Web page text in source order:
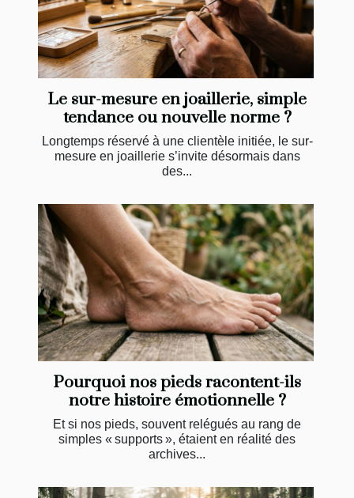
Le sur-mesure en joaillerie, simple
tendance ou nouvelle norme ?
Longtemps réservé à une clientèle initiée, le sur-
mesure en joaillerie s’invite désormais dans
des...
Pourquoi nos pieds racontent-ils
notre histoire émotionnelle ?
Et si nos pieds, souvent relégués au rang de
simples « supports », étaient en réalité des
archives...